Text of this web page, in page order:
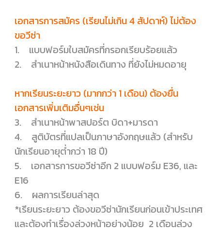
เอกสารการสมัคร (เรียนไม่เกิน 4 สัปดาห์) ไม่ต้อง
ขอวีซ่า
1. แบบฟอร์มใบสมัครที่กรอกเรียบร้อยแล้ว
2. สำเนาหน้าหนังสือเดินทาง ที่ยังไม่หมดอายุ
หากเรียนระยะยาว (มากกว่า 1 เดือน) ต้องยื่น
เอกสารเพิ่มเติมอื่นๆเช่น
3. สำเนาหน้าพาสปอร์ต บิดา+มารดา
4. สูติบัตรที่แปลเป็นภาษาอังกฤษแล้ว (สำหรับ
นักเรียนอายุต่ำกว่า 18 ปี)
5. เอกสารการขอวีซ่าอีก 2 แบบฟอร์ม E36, และ
E16
6. ผลการเรียนล่าสุด
*เรียนระยะยาว ต้องขอวีซ่านักเรียนก่อนเข้าประเทศ
และต้องทำเรื่องล่วงหน้าอย่างน้อย 2 เดือนล่วง